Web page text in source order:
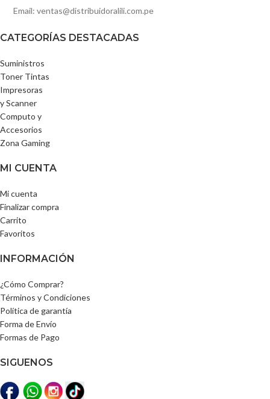
Email: ventas@distribuidoralili.com.pe
CATEGORÍAS DESTACADAS
Suministros
Toner Tintas
Impresoras
y Scanner
Computo y
Accesorios
Zona Gaming
MI CUENTA
Mi cuenta
Finalizar compra
Carrito
Favoritos
INFORMACIÓN
¿Cómo Comprar?
Términos y Condiciones
Política de garantía
Forma de Envío
Formas de Pago
SIGUENOS